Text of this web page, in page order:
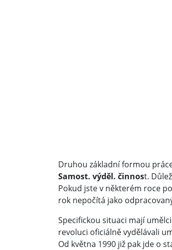
Druhou základní formou
Samost. výděl. činnost.
Pokud jste v některém roce
rok nepočítá jako
Specifickou situaci mají umělci
revoluci oficiálně vydělávali
Od května 1990 již pak jde o